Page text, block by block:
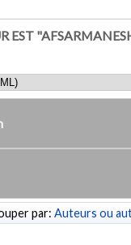
EST
par: Auteurs ou